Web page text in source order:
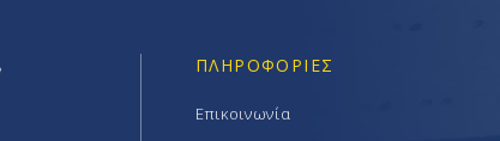
ΠΛΗΡΟΦΟΡΊΕΣ
Επικοινωνία